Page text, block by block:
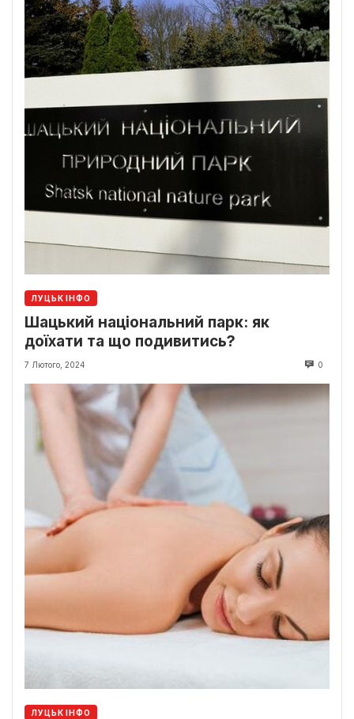
ЛУЦЬК ІНФО
Шацький національний парк: як
доїхати та що подивитись?
7 Лютого, 2024 0
ЛУЦЬК ІНФО